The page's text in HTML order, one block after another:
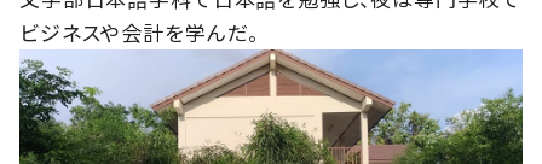
ビジネスや会計を学んだ。